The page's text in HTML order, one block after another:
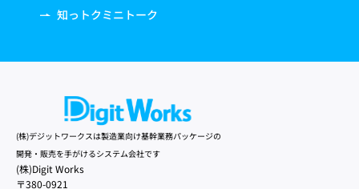
知っトクミニトーク
(株)デジットワークスは製造業向け基幹業務パッケージの
開発・販売を手がけるシステム会社です
(株)Digit Works
〒380-0921